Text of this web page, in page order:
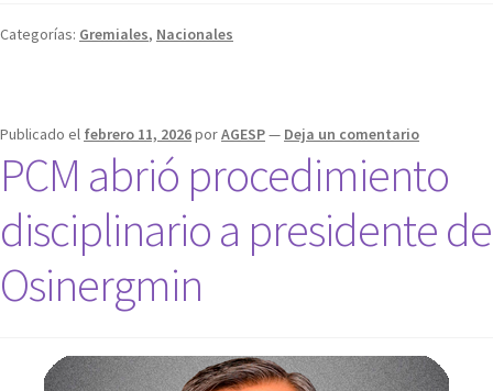
Categorías: Gremiales, Nacionales
Publicado el febrero 11, 2026porAGESP— Deja un comentario
PCM abrió procedimiento
disciplinario a presidente de
Osinergmin